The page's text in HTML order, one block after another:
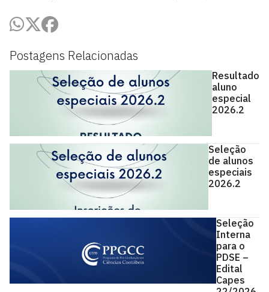
Postagens Relacionadas
Resultado
aluno
especial
2026.2
Seleção
de alunos
especiais
2026.2
Seleção
Interna
para o
PDSE –
Edital
Capes